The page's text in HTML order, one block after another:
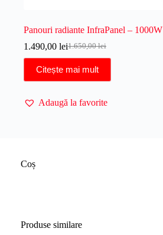
Panouri radiante InfraPanel – 1000W
1.650,00lei
Prețul
inițial
a
fost:
1.490,00 leiPrețul
curent
este:
1.490,00 lei.
Citește mai mult
Adaugă la favorite
Coș
Produse similare